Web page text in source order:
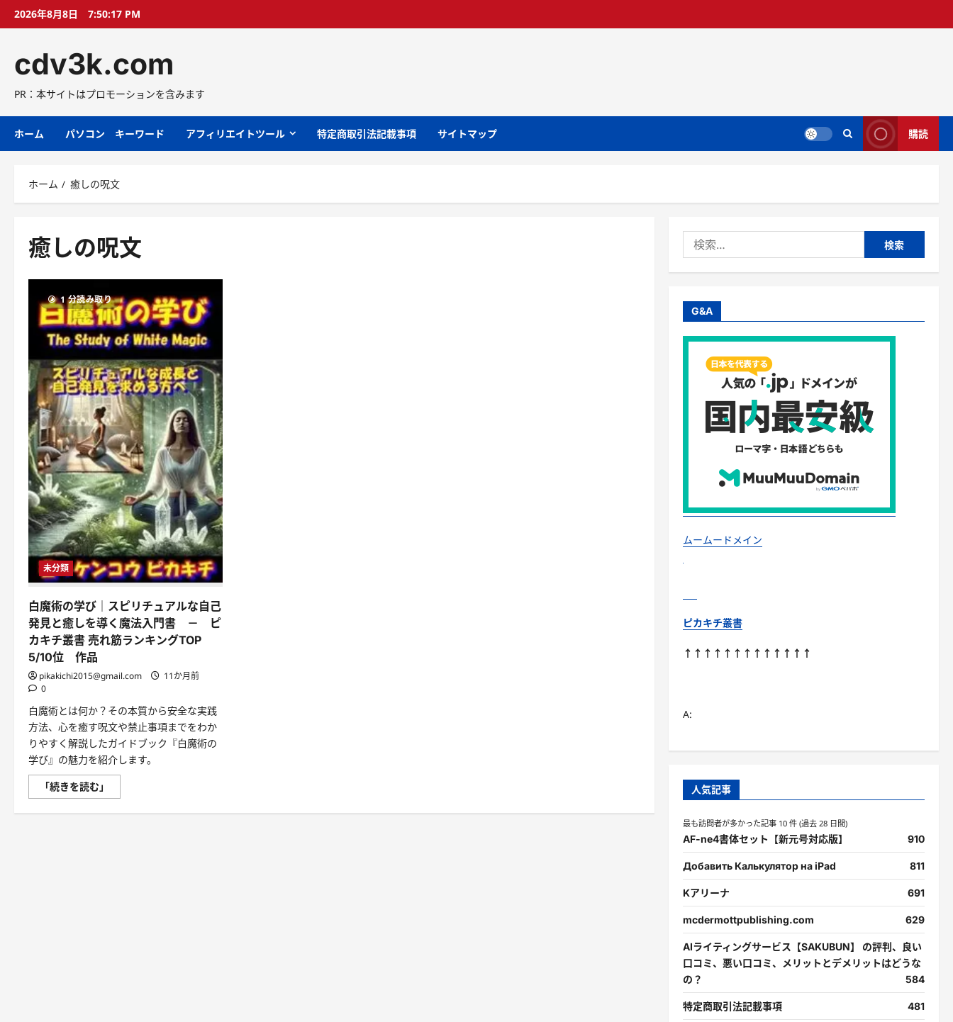
プ
2026年8月8日 7:50:18 PM
cdv3k.com
PR：本サイトはプロモーションを含みます
ホーム パソコン キーワード アフィリエイトツール 特定商取引法記載事項 サイトマップ 購読
ホーム 癒しの呪文
癒しの呪文
1 分読み取り
未分類
白魔術の学び｜スピリチュアルな自己
発見と癒しを導く魔法入門書 － ピ
カキチ叢書 売れ筋ランキングTOP
5/10位 作品
pikakichi2015@gmail.com
11か月前
0
白魔術とは何か？その本質から安全な実践
方法、心を癒す呪文や禁止事項までをわか
りやすく解説したガイドブック『白魔術の
学び』の魅力を紹介します。
「続きを読む」
魔
の
索:
G&A
ムームードメイン
ピカキチ叢書
↑↑↑↑↑↑↑↑↑↑↑↑↑
A:
人気記事
最も訪問者が多かった記事 10 件 (過去 28 日間)
AF-ne4書体セット【新元号対応版】 910
Добавить Калькулятор на iPad 811
Kアリーナ 691
mcdermottpublishing.com 629
AIライティングサービス【SAKUBUN】 の評判、良い
口コミ、悪い口コミ、メリットとデメリットはどうな
の？
584
特定商取引法記載事項 481